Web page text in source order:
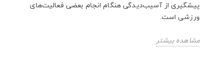
پیشگیری از آسیب‌دیدگی هنگام انجام بعضی فعالیت‌های
ورزشی است.
مشاهده بیشتر